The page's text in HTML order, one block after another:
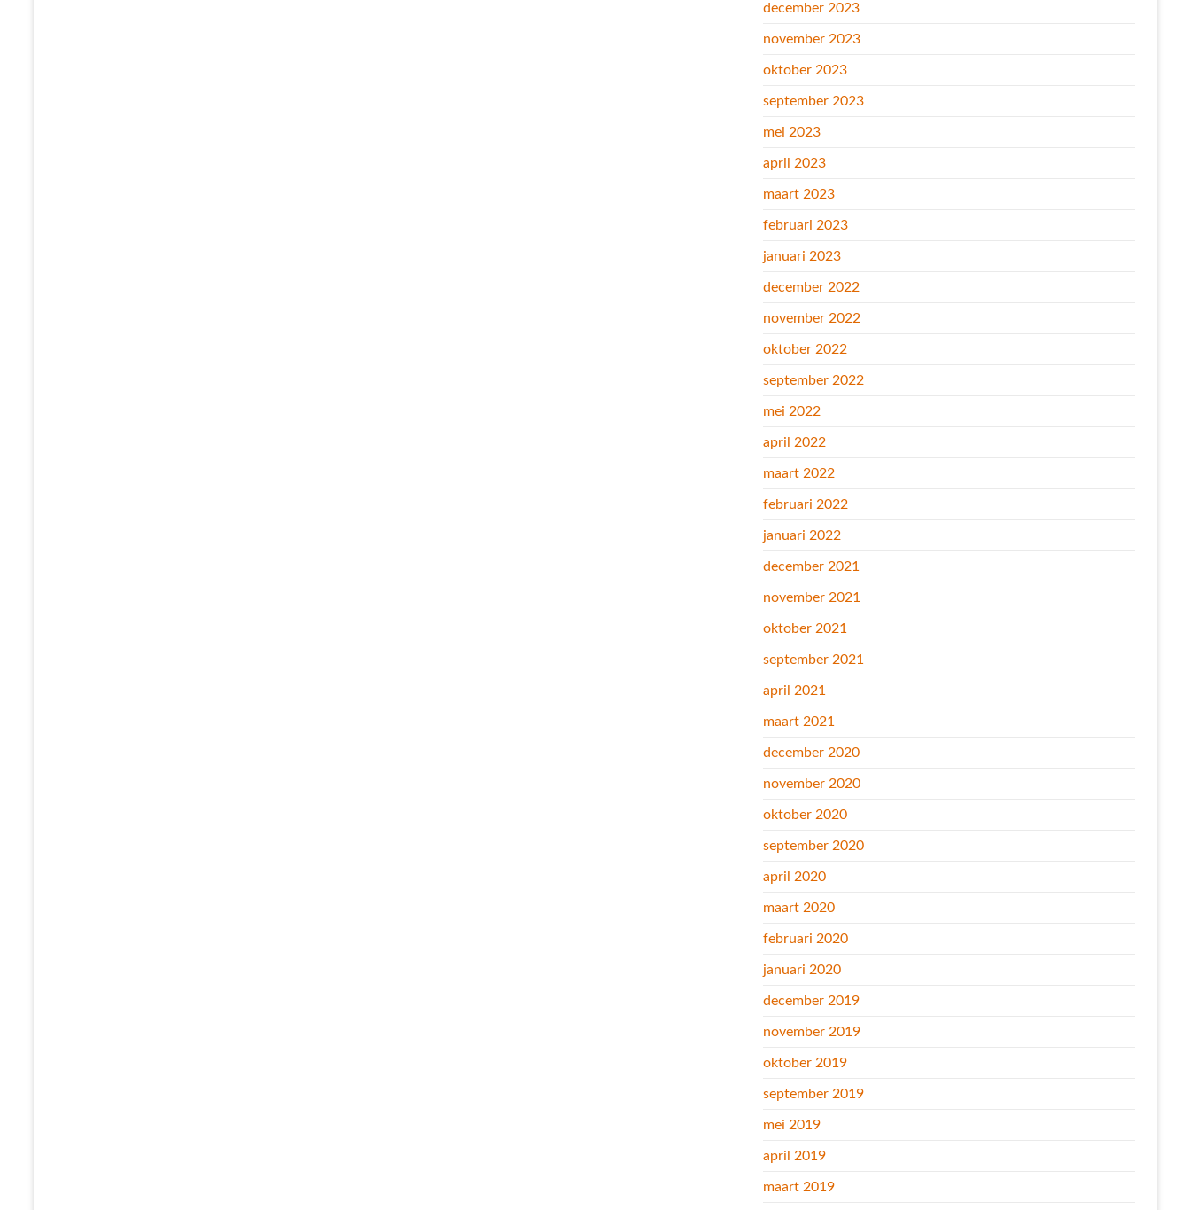
december 2023
november 2023
oktober 2023
september 2023
mei 2023
april 2023
maart 2023
februari 2023
januari 2023
december 2022
november 2022
oktober 2022
september 2022
mei 2022
april 2022
maart 2022
februari 2022
januari 2022
december 2021
november 2021
oktober 2021
september 2021
april 2021
maart 2021
december 2020
november 2020
oktober 2020
september 2020
april 2020
maart 2020
februari 2020
januari 2020
december 2019
november 2019
oktober 2019
september 2019
mei 2019
april 2019
maart 2019